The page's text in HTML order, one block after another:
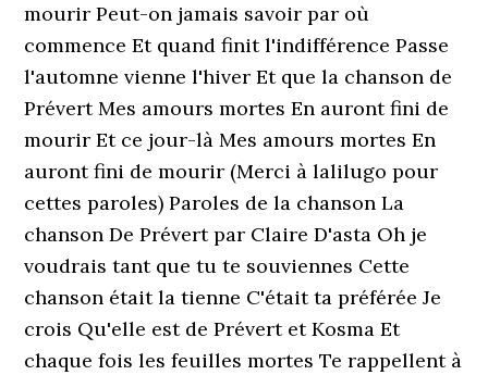
mourir Peut-on jamais savoir par où
commence Et quand finit l'indifférence Passe
l'automne vienne l'hiver Et que la chanson de
Prévert Mes amours mortes En auront fini de
mourir Et ce jour-là Mes amours mortes En
auront fini de mourir (Merci à lalilugo pour
cettes paroles) Paroles de la chanson La
chanson De Prévert par Claire D'asta Oh je
voudrais tant que tu te souviennes Cette
chanson était la tienne C'était ta préférée Je
crois Qu'elle est de Prévert et Kosma Et
chaque fois les feuilles mortes Te rappellent à